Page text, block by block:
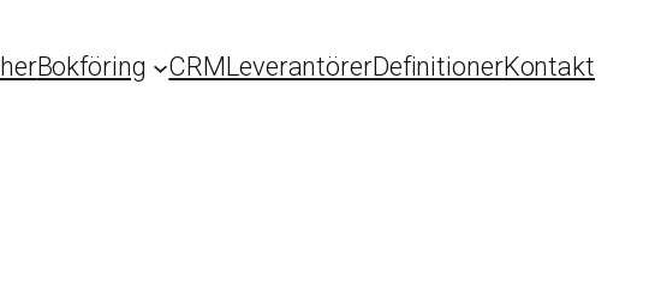
Bokföring CRMLeverantörerDefinitionerKontakt